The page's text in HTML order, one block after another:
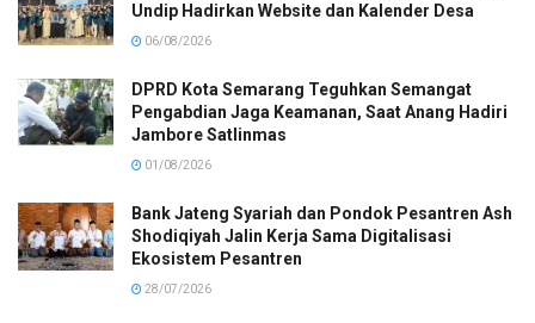
Undip Hadirkan Website dan Kalender Desa
06/08/2026
DPRD Kota Semarang Teguhkan Semangat
Pengabdian Jaga Keamanan, Saat Anang Hadiri
Jambore Satlinmas
01/08/2026
Bank Jateng Syariah dan Pondok Pesantren Ash
Shodiqiyah Jalin Kerja Sama Digitalisasi
Ekosistem Pesantren
28/07/2026